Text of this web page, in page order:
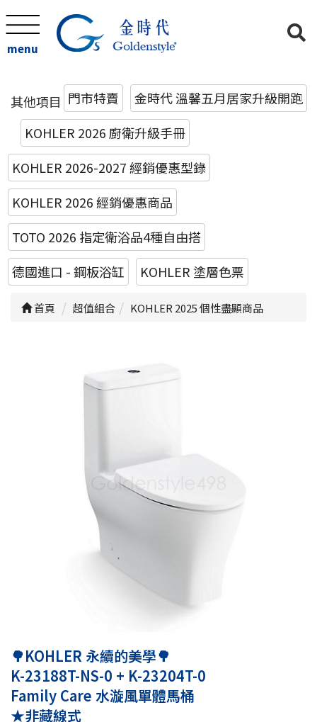
menu
其他項目 門市特賣
金時代 溫馨五月居家升級開跑
KOHLER 2026 廚衛升級手冊
KOHLER 2026-2027 經銷優惠型錄
KOHLER 2026 經銷優惠商品
TOTO 2026 指定衛浴品4種自由搭
德國進口 - 鋼板浴缸
KOHLER 塗層色票
首頁 超值組合 KOHLER 2025 個性盡顯商品
🌳KOHLER 永續的美學🌳
K-23188T-NS-0 + K-23204T-0
Family Care 水漩風單體馬桶
★非藏線式